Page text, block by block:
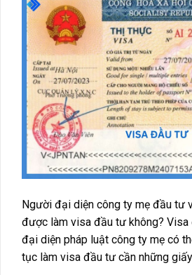
Người đại diện công ty mẹ đầu tư
được làm visa đầu tư không?
đại diện pháp luật công ty mẹ có
tục làm visa đầu tư cần những